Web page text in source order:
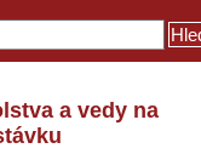
a vedy na